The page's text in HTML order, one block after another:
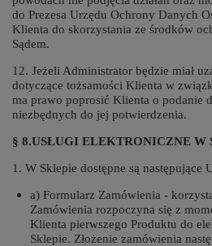
do Prezesa Urzędu Ochrony Danych
Klienta do skorzystania ze środków
Sądem.
12. Jeżeli Administrator będzie miał
dotyczące tożsamości Klienta w
ma prawo poprosić Klienta o podanie
niezbędnych do jej potwierdzenia.
§ 8.USŁUGI ELEKTRONICZNE W
1. W Sklepie dostępne są następujące
a) Formularz Zamówienia -
Zamówienia rozpoczyna się z
Klienta pierwszego Produktu do
Sklepie. Złożenie zamówienia